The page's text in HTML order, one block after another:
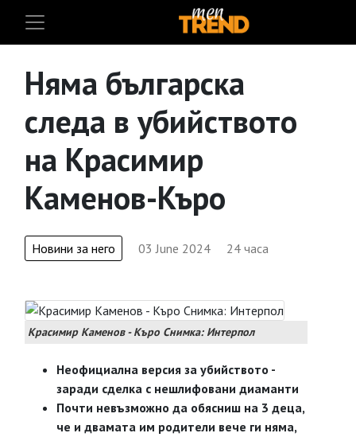
Няма българска
следа в убийството
на Красимир
Каменов-Къро
Новини за него 03 June 2024 24 часа
Красимир Каменов - Къро Снимка: Интерпол
Неофициална версия за убийството -
заради сделка с нешлифовани диаманти
Почти невъзможно да обясниш на 3 деца,
че и двамата им родители вече ги няма,